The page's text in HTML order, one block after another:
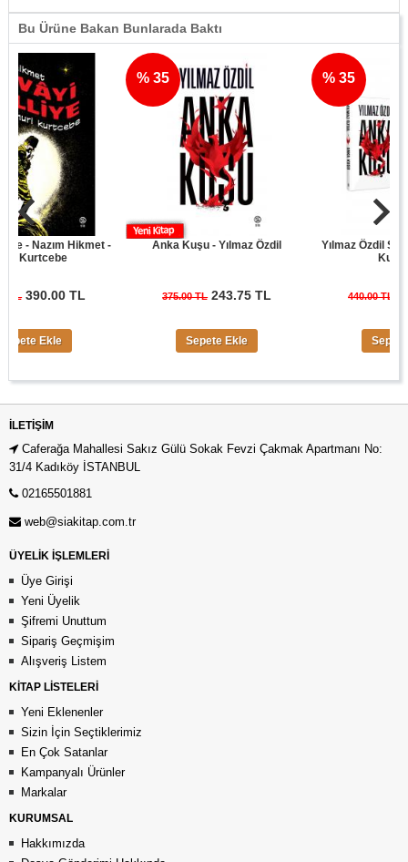
Bu Ürüne Bakan Bunlarada Baktı
Hikmet -
TL
Ekle
Anka Kuşu - Yılmaz Özdil
375.00 TL 243.75 TL
% 35
Sepete Ekle
Yılmaz Özdil Son
Kuşu Seti
440.00 TL 286.00
% 35
Sepete Ekle
İLETIŞIM
Caferağa Mahallesi Sakız Gülü Sokak Fevzi Çakmak Apartmanı No:
31/4 Kadıköy İSTANBUL
02165501881
web@siakitap.com.tr
ÜYELİK İŞLEMLERİ
Üye Girişi
Yeni Üyelik
Şifremi Unuttum
Sipariş Geçmişim
Alışveriş Listem
KİTAP LİSTELERİ
Yeni Eklenenler
Sizin İçin Seçtiklerimiz
En Çok Satanlar
Kampanyalı Ürünler
Markalar
KURUMSAL
Hakkımızda